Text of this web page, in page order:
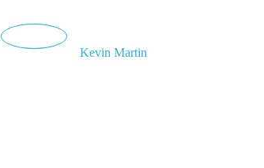
Kevin Martin